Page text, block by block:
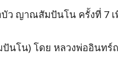
ญาณสัมปันโน ครั้งที่ 7
โน) โดย หลวงพ่ออินทร์